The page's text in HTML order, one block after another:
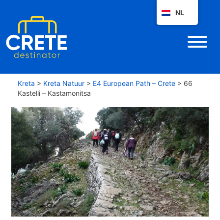
Kreta > Kreta Natuur > E4 European Path – Crete > 66
Kastelli – Kastamonitsa
NL